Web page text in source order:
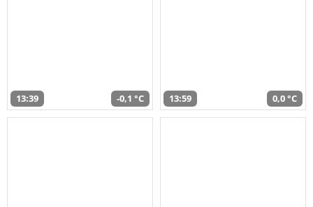
13:39 -0,1 °C 13:59 0,0 °C